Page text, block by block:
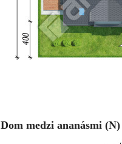
Dom medzi ananásmi (N)